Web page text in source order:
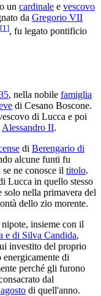
un cardinale e vescovo
da Gregorio VII
[1], fu legato pontificio
, nella nobile famiglia
di Cesano Boscone.
di Lucca e poi
Alessandro II.
di Berengario di
alcune funti fu
se ne conosce il titolo.
Lucca in quello stesso
solo nella primavera del
dello zio morente.
insieme con il
e di Silva Candida,
investito del proprio
di
perché gli furono
dal
di quell'anno.